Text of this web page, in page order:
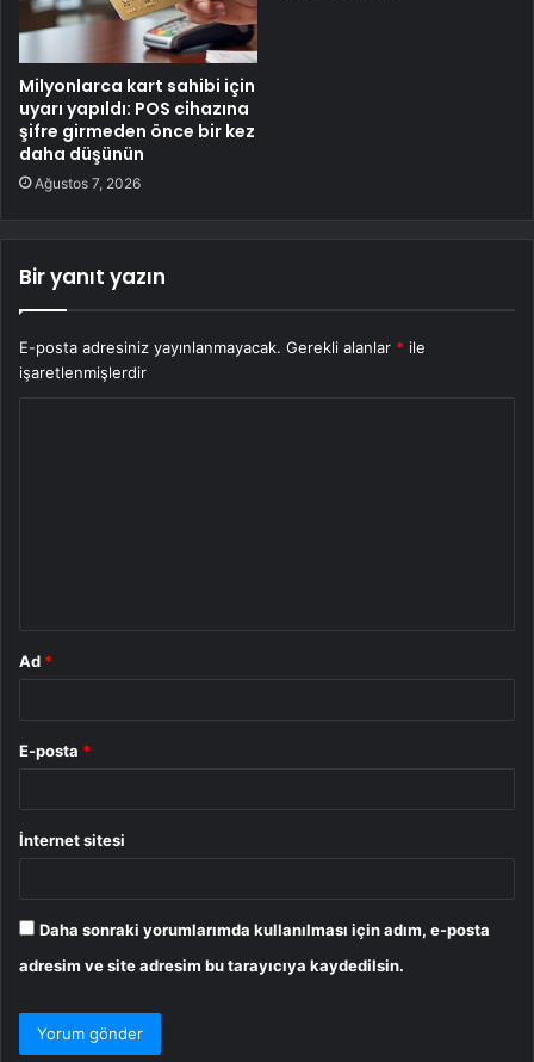
Milyonlarca kart sahibi için
uyarı yapıldı: POS cihazına
şifre girmeden önce bir kez
daha düşünün
Ağustos 7, 2026
Bir yanıt yazın
E-posta adresiniz yayınlanmayacak. Gerekli alanlar * ile
işaretlenmişlerdir
Ad *
E-posta *
İnternet sitesi
Daha sonraki yorumlarımda kullanılması için adım, e-posta
adresim ve site adresim bu tarayıcıya kaydedilsin.